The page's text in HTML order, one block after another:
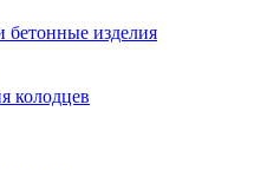
бетонные изделия
колодцев